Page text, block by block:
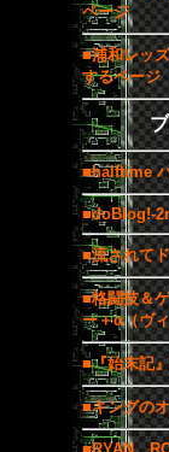
ページ
■浦和レッ
するページ
■halftime
■doBlog!-
■流されて
■格闘技＆
ー＋α（ヴ
■『始末記
■キングの